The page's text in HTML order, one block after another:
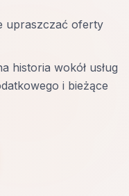
upraszczać oferty
historia wokół usług
i bieżące